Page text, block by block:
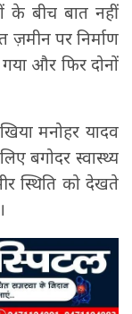
के बीच बात नहीं
पर निर्माण
और फिर दोनों
मनोहर यादव
बगोदर स्वास्थ्य
स्थिति को देखते